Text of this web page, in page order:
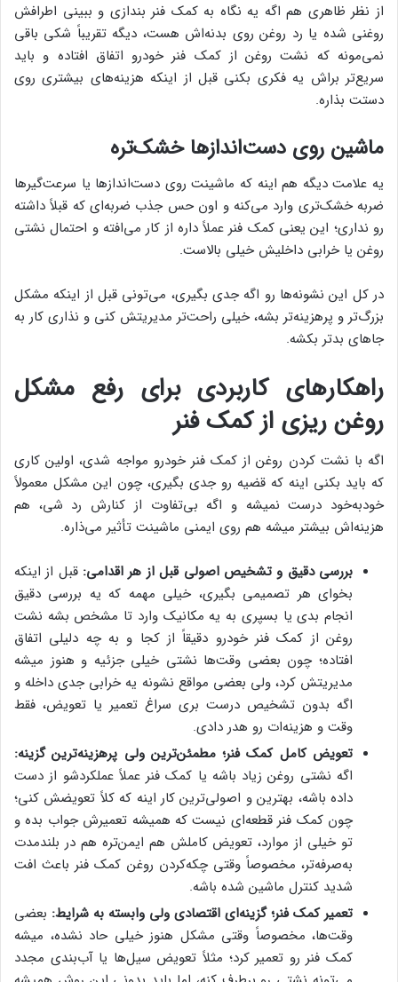
از نظر ظاهری هم اگه یه نگاه به کمک فنر بندازی و ببینی اطرافش
روغنی شده یا رد روغن روی بدنه‌اش هست، دیگه تقریباً شکی باقی
نمی‌مونه که نشت روغن از کمک فنر خودرو اتفاق افتاده و باید
سریع‌تر براش یه فکری بکنی قبل از اینکه هزینه‌های بیشتری روی
دستت بذاره.
ماشین روی دست‌اندازها خشک‌تره
یه علامت دیگه هم اینه که ماشینت روی دست‌اندازها یا سرعت‌گیرها
ضربه خشک‌تری وارد می‌کنه و اون حس جذب ضربه‌ای که قبلاً داشته
رو نداری؛ این یعنی کمک فنر عملاً داره از کار می‌افته و احتمال نشتی
روغن یا خرابی داخلیش خیلی بالاست.
در کل این نشونه‌ها رو اگه جدی بگیری، می‌تونی قبل از اینکه مشکل
بزرگ‌تر و پرهزینه‌تر بشه، خیلی راحت‌تر مدیریتش کنی و نذاری کار به
جاهای بدتر بکشه.
راهکارهای کاربردی برای رفع مشکل
روغن ریزی از کمک فنر
اگه با نشت کردن روغن از کمک فنر خودرو مواجه شدی، اولین کاری
که باید بکنی اینه که قضیه رو جدی بگیری، چون این مشکل معمولاً
خودبه‌خود درست نمیشه و اگه بی‌تفاوت از کنارش رد شی، هم
هزینه‌اش بیشتر میشه هم روی ایمنی ماشینت تأثیر می‌ذاره.
بررسی دقیق و تشخیص اصولی قبل از هر اقدامی:قبل از اینکه
بخوای هر تصمیمی بگیری، خیلی مهمه که یه بررسی دقیق
انجام بدی یا بسپری به یه مکانیک وارد تا مشخص بشه نشت
روغن از کمک فنر خودرو دقیقاً از کجا و به چه دلیلی اتفاق
افتاده؛ چون بعضی وقت‌ها نشتی خیلی جزئیه و هنوز میشه
مدیریتش کرد، ولی بعضی مواقع نشونه یه خرابی جدی داخله و
اگه بدون تشخیص درست بری سراغ تعمیر یا تعویض، فقط
وقت و هزینه‌ات رو هدر دادی.
تعویض کامل کمک فنر؛ مطمئن‌ترین ولی پرهزینه‌ترین گزینه:
اگه نشتی روغن زیاد باشه یا کمک فنر عملاً عملکردشو از دست
داده باشه، بهترین و اصولی‌ترین کار اینه که کلاً تعویضش کنی؛
چون کمک فنر قطعه‌ای نیست که همیشه تعمیرش جواب بده و
تو خیلی از موارد، تعویض کاملش هم ایمن‌تره هم در بلندمدت
به‌صرفه‌تر، مخصوصاً وقتی چکه‌کردن روغن کمک فنر باعث افت
شدید کنترل ماشین شده باشه.
تعمیر کمک فنر؛ گزینه‌ای اقتصادی ولی وابسته به شرایط: بعضی
وقت‌ها، مخصوصاً وقتی مشکل هنوز خیلی حاد نشده، میشه
کمک فنر رو تعمیر کرد؛ مثلاً تعویض سیل‌ها یا آب‌بندی مجدد